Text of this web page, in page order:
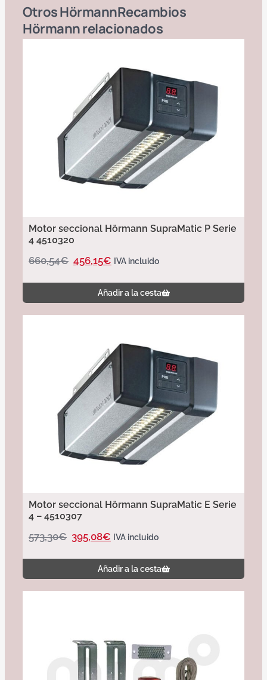
OtrosHörmannRecambios
Hörmannrelacionados
Motor seccional Hörmann SupraMatic P Serie
4 4510320
660,54€ 456,15€ IVA incluido
Añadir a la cesta
Motor seccional Hörmann SupraMatic E Serie
4 – 4510307
573,30€ 395,08€ IVA incluido
Añadir a la cesta